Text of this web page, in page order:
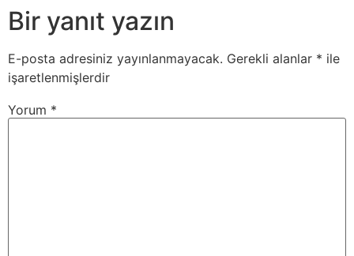
Bir yanıt yazın
E-posta adresiniz yayınlanmayacak. Gerekli alanlar * ile
işaretlenmişlerdir
Yorum *